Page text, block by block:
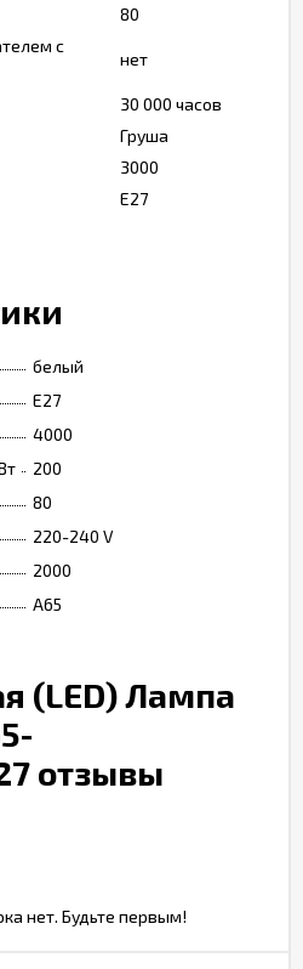
80
с
нет
30 000 часов
Груша
3000
Е27
белый
Е27
4000
200
80
220-240 V
2000
А65
(LED) Лампа
отзывы
нет. Будьте первым!